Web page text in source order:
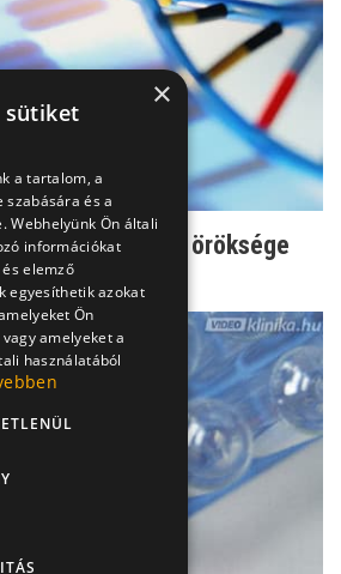
királynő halálos öröksége
×
sütiket
a tartalom, a
szabására és a
Webhelyünk Ön általi
információkat
elemző
egyesíthetik azokat
Ön
amelyeket a
használatából